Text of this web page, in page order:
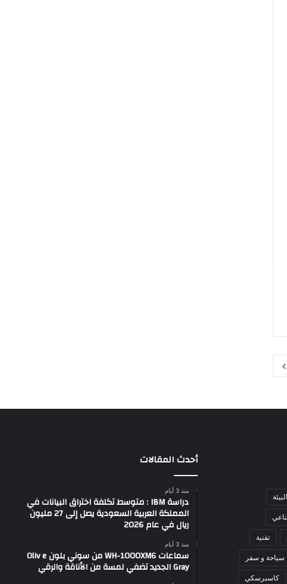
البيئة
تقنية
سياحة و سفر
كاسبرسكي
أحدث المقالات
منذ 3 أيام
دراسة IBM : متوسط تكلفة اختراق البيانات في
المملكة العربية السعودية يصل إلى 27 مليون
ريال في عام 2026
منذ 3 أيام
سماعات WH-1000XM6 من سوني بلون Oliv e
Gray الجديد تضفي لمسة من الأناقة والرقي